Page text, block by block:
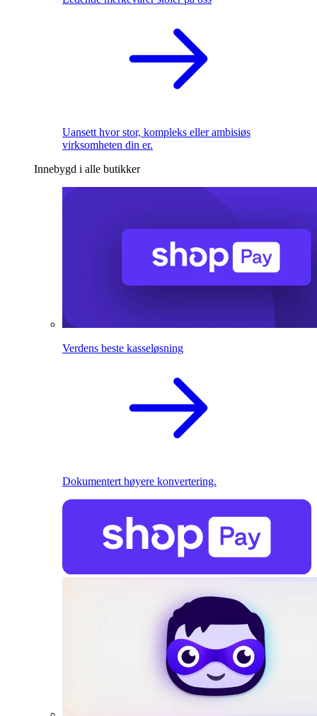
Uansett hvor stor, kompleks eller ambisiøs
virksomheten din er.
Innebygd i alle butikker
Verdens beste kasseløsning
Dokumentert høyere konvertering.